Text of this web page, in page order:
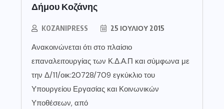
Δήμου Κοζάνης
KOZANIPRESS 25 ΙΟΥΛΊΟΥ 2015
Ανακοινώνεται ότι στο πλαίσιο
επαναλειτουργίας των Κ.Δ.Α.Π και σύμφωνα με
την Δ/11/οικ:20728/709 εγκύκλιο του
Υπουργείου Εργασίας και Κοινωνικών
Υποθέσεων, από